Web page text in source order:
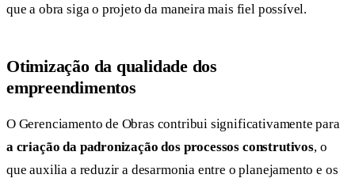
que a obra siga o projeto da maneira mais fiel possível.
Otimização da qualidade dos
empreendimentos
O Gerenciamento de Obras contribui significativamente para
a criação da padronização dos processos construtivos, o
que auxilia a reduzir a desarmonia entre o planejamento e os